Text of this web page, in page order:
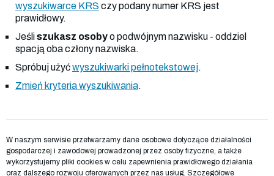
wyszukiwarce KRS czy podany numer KRS jest
prawidłowy.
Jeśliszukasz osobyo podwójnym nazwisku - oddziel
spacją oba człony nazwiska.
Spróbuj użyćwyszukiwarki pełnotekstowej.
Zmień kryteria wyszukiwania.
W naszym serwisie przetwarzamy dane osobowe dotyczące działalności
gospodarczej i zawodowej prowadzonej przez osoby fizyczne, a także
wykorzystujemy pliki cookies w celu zapewnienia prawidłowego działania
oraz dalszego rozwoju oferowanych przez nas usług. Szczegółowe